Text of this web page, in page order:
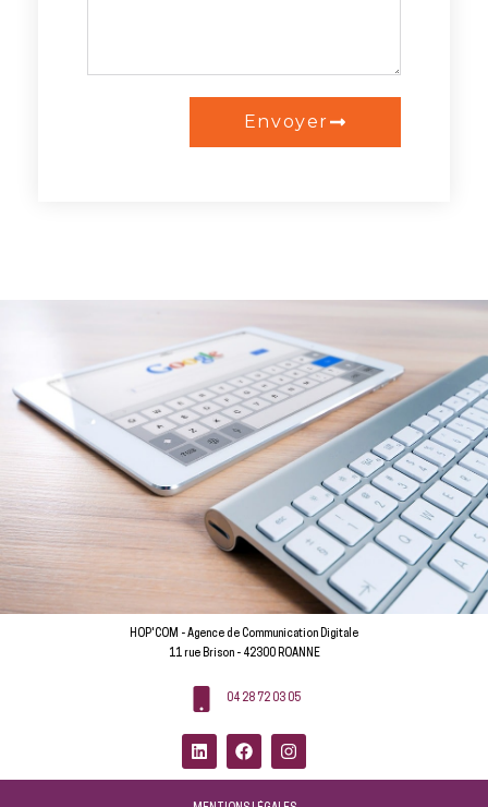
Envoyer
HOP'COM - Agence de Communication Digitale
11 rue Brison - 42300 ROANNE
04 28 72 03 05